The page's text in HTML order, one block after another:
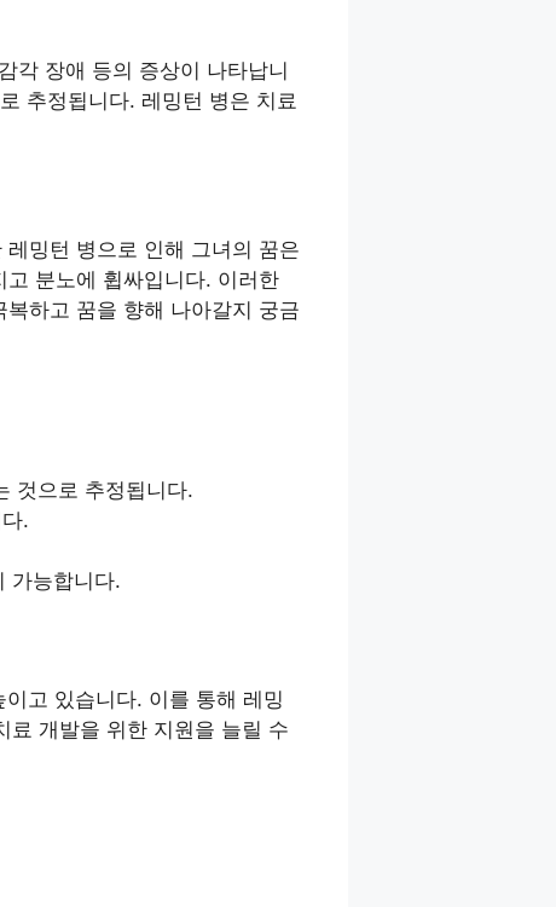
각 장애 등의 증상이 나타납니
추정됩니다. 레밍턴 병은 치료
밍턴 병으로 인해 그녀의 꿈은
분노에 휩싸입니다. 이러한
하고 꿈을 향해 나아갈지 궁금
것으로 추정됩니다.
.
가능합니다.
고 있습니다. 이를 통해 레밍
료 개발을 위한 지원을 늘릴 수